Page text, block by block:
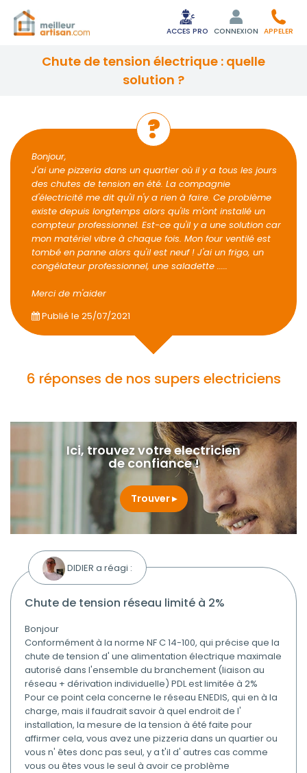
ACCES PRO CONNEXION APPELER
chute de tension électrique : quelle
solution ?
Bonjour,
J'ai une pizzeria dans un quartier où il y a tous les jours
des chutes de tension en été. La compagnie
d'électricité me dit qu'il n'y a rien à faire. Ce problème
existe depuis longtemps alors qu'ils m'ont installé un
compteur professionnel. Est-ce qu'il y a une solution car
mon matériel vibre à chaque fois. Mon four ventilé est
tombé en panne alors qu'il est neuf ! J'ai un frigo, un
congélateur professionnel, une saladette .....
Merci de m'aider
Publié le 25/07/2021
6 réponses de nos supers electriciens
Ici, trouvez votre electricien
de confiance !
Trouver
DIDIER a réagi :
chute de tension réseau limité à 2%
Bonjour
Conformément à la norme NF C 14-100, qui précise que la
chute de tension d' une alimentation électrique maximale
autorisé dans l'ensemble du branchement (liaison au
réseau + dérivation individuelle) PDL est limitée à 2%
Pour ce point cela concerne le réseau ENEDIS, qui en à la
charge, mais il faudrait savoir à quel endroit de l'
installation, la mesure de la tension à été faite pour
affirmer cela, vous avez une pizzeria dans un quartier ou
vous n' êtes donc pas seul, y a t'il d' autres cas comme
vous ou êtes vous le seul à avoir ce problème